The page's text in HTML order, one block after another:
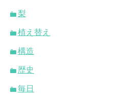
梨
植え替え
構造
歴史
毎日